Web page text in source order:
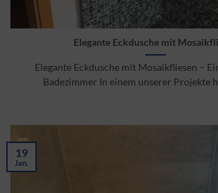
Elegante Eckdusche mit
Elegante Eckdusche mit Mosaikfliesen –
Badezimmer In einem unserer Projekte
19
Jan.